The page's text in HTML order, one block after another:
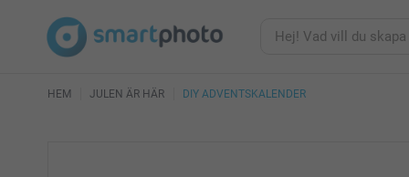
HEM JULEN ÄR HÄR DIY ADVENTSKALENDER